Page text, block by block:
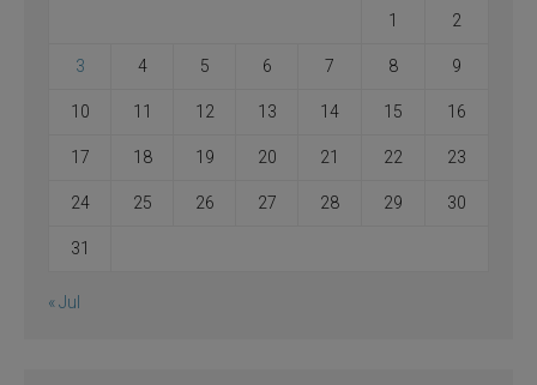
1 2
3 4 5 6 7 8 9
10 11 12 13 14 15 16
17 18 19 20 21 22 23
24 25 26 27 28 29 30
31
« Jul